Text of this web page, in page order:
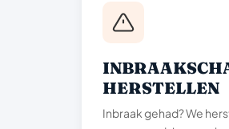
HERSTELLEN
Inbraak gehad? We